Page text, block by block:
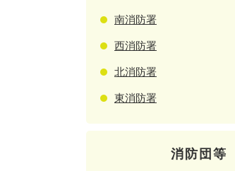
南消防署
西消防署
北消防署
東消防署
消防団等